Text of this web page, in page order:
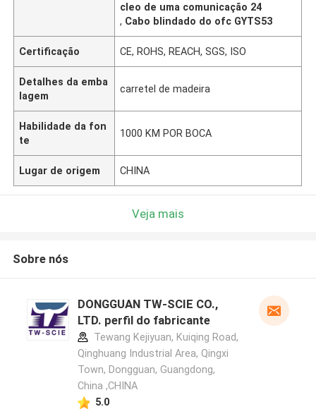
cleo de uma comunicação 24
, Cabo blindado do ofc GYTS53
Certificação CE, ROHS, REACH, SGS, ISO
Detalhes da emba
lagem
carretel de madeira
Habilidade da fon
te
1000 KM POR BOCA
Lugar de origem CHINA
Veja mais
Sobre nós
DONGGUAN TW-SCIE CO.,
LTD. perfil do fabricante
Tewang Kejiyuan, Kuiqing Road,
Qinghuang Industrial Area, Qingxi
Town, Dongguan, Guangdong,
China ,CHINA
5.0